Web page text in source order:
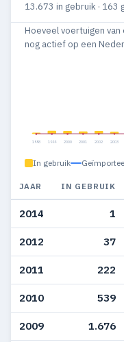
13.673 in gebruik ·
Hoeveel voertuigen
nog actief op een
1998 1999 2000 2001 2002 2003
In gebruik
JAAR IN GEBRUIK
2014 1
2012 37
2011 222
2010 539
2009 1.676